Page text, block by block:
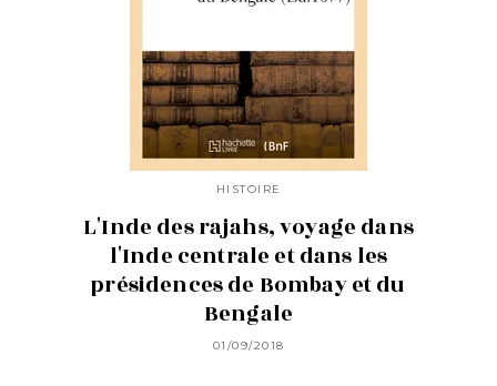
HISTOIRE
L'Inde des rajahs, voyage dans
l'Inde centrale et dans les
présidences de Bombay et du
Bengale
01/09/2018